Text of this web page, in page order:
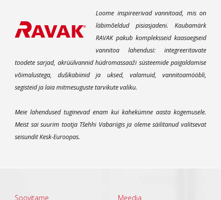
Loome inspireerivad vannitoad, mis on
läbimõeldud pisiasjadeni. Kaubamärk
RAVAK pakub kompleksseid kaasaegseid
vannitoa lahendusi: integreeritavate
toodete sarjad, akrüülvannid hüdromassaaži süsteemide paigaldamise
võimalustega, dušikabiinid ja uksed, valamuid, vannitoamööbli,
segisteid ja laia mitmesuguste tarvikute valiku.
Meie lahendused tuginevad enam kui kahekümne aasta kogemusele.
Meist sai suurim tootja Tšehhi Vabariigis ja oleme säilitanud valitsevat
seisundit Kesk-Euroopas.
Soovitame Meedia